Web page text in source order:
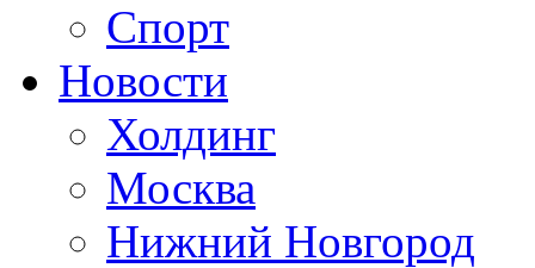
Спорт
Новости
Холдинг
Москва
Нижний Новгород